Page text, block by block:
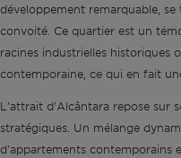
développement remarquable,
convoité. Ce quartier est un
racines industrielles historiques
contemporaine, ce qui en fait
L'attrait d'Alcântara repose sur
stratégiques. Un mélange
d'appartements contemporains